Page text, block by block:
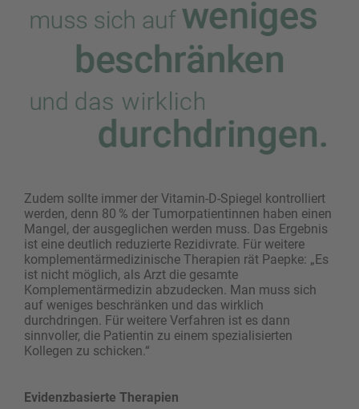
Zudem sollte immer der Vitamin-D-Spiegel kontrolliert
werden, denn 80 % der Tumorpatientinnen haben einen
Mangel, der ausgeglichen werden muss. Das Ergebnis
ist eine deutlich reduzierte Rezidivrate. Für weitere
komplementärmedizinische Therapien rät Paepke: „Es
ist nicht möglich, als Arzt die gesamte
Komplementärmedizin abzudecken. Man muss sich
auf weniges beschränken und das wirklich
durchdringen. Für weitere Verfahren ist es dann
sinnvoller, die Patientin zu einem spezialisierten
Kollegen zu schicken.“
Evidenzbasierte Therapien